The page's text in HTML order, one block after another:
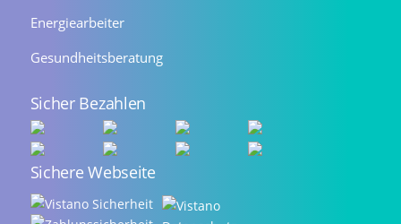
Energiearbeiter
Gesundheitsberatung
Sicher Bezahlen
Sichere Webseite